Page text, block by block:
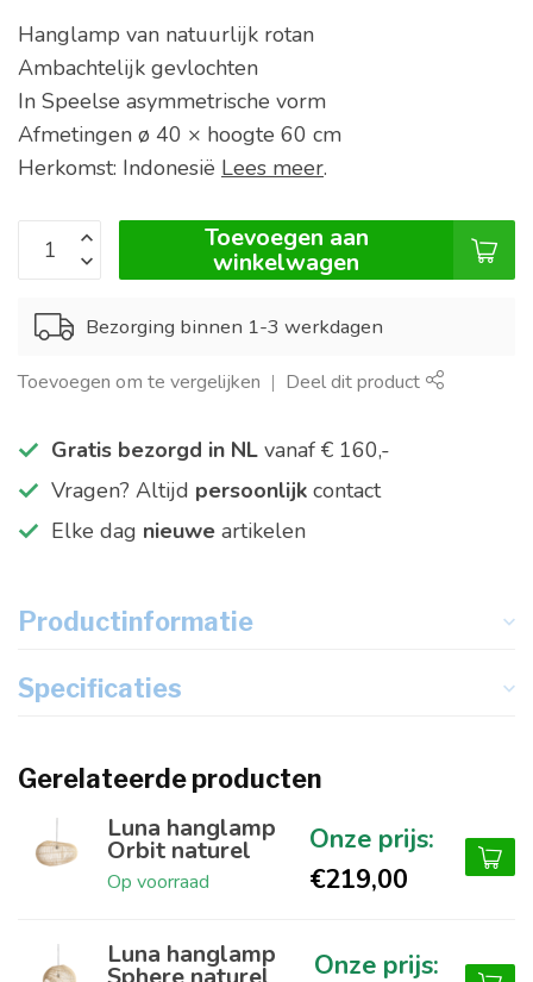
Hanglamp van natuurlijk rotan
Ambachtelijk gevlochten
In Speelse asymmetrische vorm
Afmetingen ø 40 × hoogte 60 cm
Herkomst: Indonesië Lees meer.
Toevoegen aan
winkelwagen
Bezorging binnen 1-3 werkdagen
Toevoegen om te vergelijken Deel dit product
Gratis bezorgd in NL vanaf € 160,-
Vragen? Altijd persoonlijk contact
Elke dag nieuwe artikelen
Productinformatie
Specificaties
Gerelateerde producten
Luna hanglamp
Orbit naturel
Op voorraad €219,00
Luna hanglamp